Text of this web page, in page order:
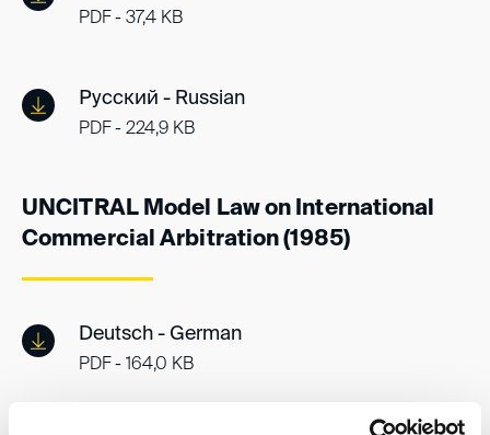
PDF - 37,4 KB
Русский - Russian
PDF - 224,9 KB
UNCITRAL Model Law on International
Commercial Arbitration (1985)
Deutsch - German
PDF - 164,0 KB